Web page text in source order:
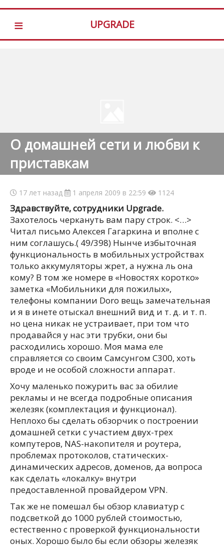
≡ UPGRADE
О домашней сети и любви к
приставкам
17 лет назад 1 апреля 2009 в 22:59 1124
Здравствуйте, сотрудники Upgrade.
Захотелось черкануть вам пару строк. <…>
Читал письмо Алексея Гагаркина и вполне с
ним соглашусь.( 49/398) Нынче избыточная
функциональность в мобильных устройствах
только аккумуляторы жрет, а нужна ль она
кому? В том же номере в «Новостях коротко»
заметка «Мобильники для пожилых»,
телефоны компании Doro вещь замечательная
и я в инете отыскал внешний вид и т. д. и т. п.
но цена никак не устраивает, при том что
продавайся у нас эти трубки, они бы
расходились хорошо. Моя мама еле
справляется со своим Самсунгом С300, хоть
вроде и не особой сложности аппарат.
Хочу маленько пожурить вас за обилие
рекламы и не всегда подробные описания
железяк (комплектация и функционал).
Неплохо бы сделать обзорчик о построении
домашней сетки с участием двух-трех
компутеров, NAS-накопителя и роутера,
проблемах протоколов, статических-
динамических адресов, доменов, да вопроса
как сделать «локалку» внутри
предоставленной провайдером VPN.
Так же не помешал бы обзор клавиатур с
подсветкой до 1000 рублей стоимостью,
естественно с проверкой функциональности
оных. Хорошо было бы если обзоры железяк